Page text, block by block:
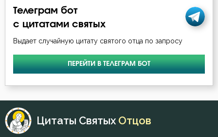
Девство
Духовная жизнь
Жизнь
Жизнь вечная
Феофан Затворник
Телеграм бот
с цитатами святых
Выдает случайную цитату святого отца по запросу
ПЕРЕЙТИ В ТЕЛЕГРАМ БОТ
Цитаты Святых Отцов